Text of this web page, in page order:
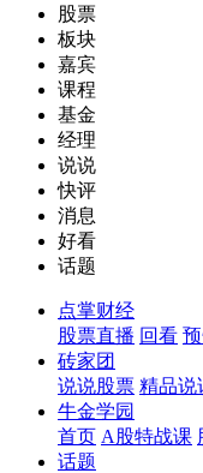
股票
板块
嘉宾
课程
基金
经理
说说
快评
消息
好看
话题
点掌财经
股票直播 回看
砖家团
说说股票 精品说
牛金学园
首页 A股特战课
话题